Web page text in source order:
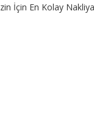
İçin En Kolay